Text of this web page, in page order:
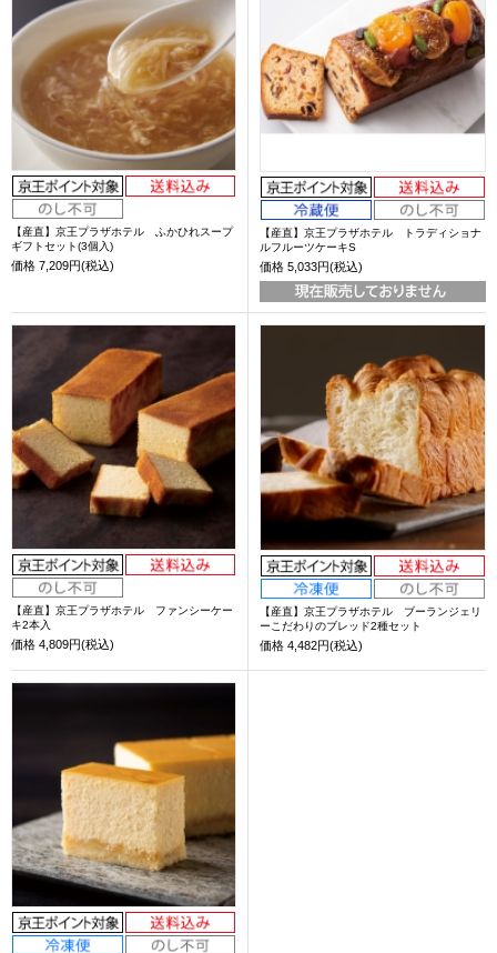
【産直】京王プラザホテル ふかひれスープ
ギフトセット(3個入)
価格 7,209円(税込)
【産直】京王プラザホテル トラディショナ
ルフルーツケーキS
価格 5,033円(税込)
【産直】京王プラザホテル ファンシーケー
キ2本入
価格 4,809円(税込)
【産直】京王プラザホテル ブーランジェリ
ーこだわりのブレッド2種セット
価格 4,482円(税込)